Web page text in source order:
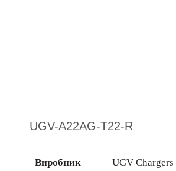
UGV-A22AG-T22-R
Виробник UGV Chargers